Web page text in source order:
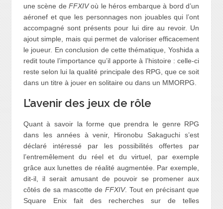
une scène de FFXIVoù le héros embarque à bord d’un
aéronef et que les personnages non jouables qui l’ont
accompagné sont présents pour lui dire au revoir. Un
ajout simple, mais qui permet de valoriser efficacement
le joueur. En conclusion de cette thématique, Yoshida a
redit toute l’importance qu’il apporte à l’histoire : celle-ci
reste selon lui la qualité principale des RPG, que ce soit
dans un titre à jouer en solitaire ou dans un MMORPG.
L’avenir des jeux de rôle
Quant à savoir la forme que prendra le genre RPG
dans les années à venir, Hironobu Sakaguchi s’est
déclaré intéressé par les possibilités offertes par
l’entremêlement du réel et du virtuel, par exemple
grâce aux lunettes de réalité augmentée. Par exemple,
dit-il, il serait amusant de pouvoir se promener aux
côtés de sa mascotte deFFXIV. Tout en précisant que
Square Enix fait des recherches sur de telles